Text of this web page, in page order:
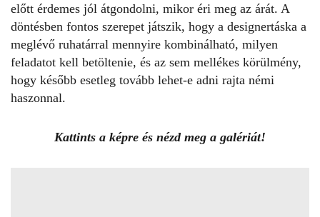
előtt érdemes jól átgondolni, mikor éri meg az árát. A
döntésben fontos szerepet játszik, hogy a designertáska a
meglévő ruhatárral mennyire kombinálható, milyen
feladatot kell betöltenie, és az sem mellékes körülmény,
hogy később esetleg tovább lehet-e adni rajta némi
haszonnal.
Kattints a képre és nézd meg a galériát!